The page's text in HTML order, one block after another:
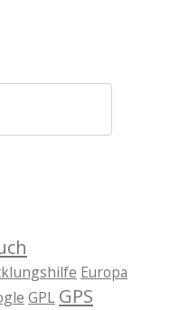
Europa
GPL GPS